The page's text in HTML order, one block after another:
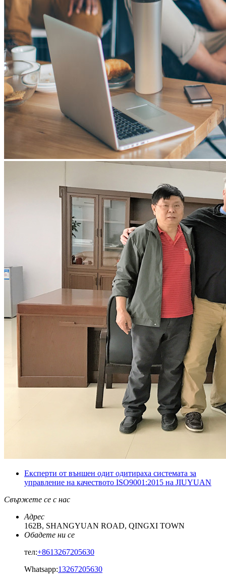
Експерти от външен одит одитираха системата за
управление на качеството ISO9001:2015 на JIUYUAN
Свържете се с нас
Адрес
162B, SHANGYUAN ROAD, QINGXI TOWN
Обадете ни се
тел:+8613267205630
Whatsapp:13267205630